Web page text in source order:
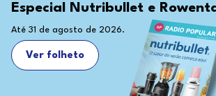
Especial Nutribullet e
Até 31 de agosto de 2026.
Ver folheto